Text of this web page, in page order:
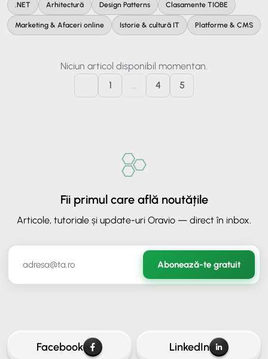
.NET Arhitectură Design Patterns Clasamente TIOBE
Marketing & Afaceri online Istorie & cultură IT Platforme & CMS
Niciun articol disponibil momentan.
1
… 4 5
Fii primul care află noutățile
Articole, tutoriale și update-uri Oravio — direct în inbox.
Abonează-te gratuit
Facebook LinkedIn
ORAVIO - Asistent AI
Lasă-ne adresa ta de email ca să continui conversația.